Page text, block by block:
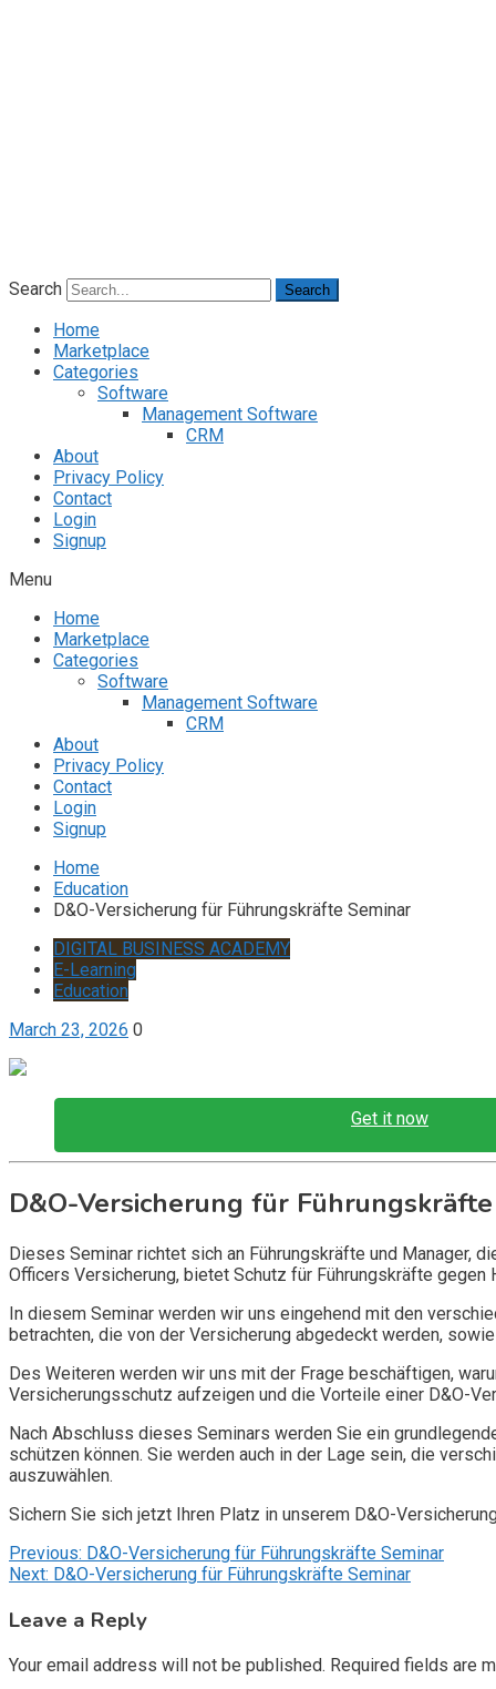
Search Search
Home
Marketplace
Categories
Software
Management Software
CRM
About
Privacy Policy
Contact
Login
Signup
Menu
Home
Marketplace
Categories
Software
Management Software
CRM
About
Privacy Policy
Contact
Login
Signup
Home
Education
D&O-Versicherung für Führungskräfte Seminar
DIGITAL BUSINESS ACADEMY
E-Learning
Education
March 23, 2026 0
Get it now
D&O-Versicherung für
Dieses Seminar richtet sich an Führungskräfte und Manager,
Officers Versicherung, bietet Schutz für Führungskräfte
In diesem Seminar werden wir uns eingehend mit den
betrachten, die von der Versicherung abgedeckt werden,
Des Weiteren werden wir uns mit der Frage beschäftigen,
Versicherungsschutz aufzeigen und die Vorteile einer D&O-
Nach Abschluss dieses Seminars werden Sie ein
schützen können. Sie werden auch in der Lage sein, die
auszuwählen.
Sichern Sie sich jetzt Ihren Platz in unserem D&O-
Post
navigation
Previous: D&O-Versicherung für Führungskräfte Seminar
Next: D&O-Versicherung für Führungskräfte Seminar
Leave a Reply
Your email address will not be published. Required fields are